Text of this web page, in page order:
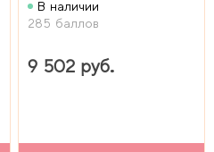
В наличии
285 баллов
9 502 руб.